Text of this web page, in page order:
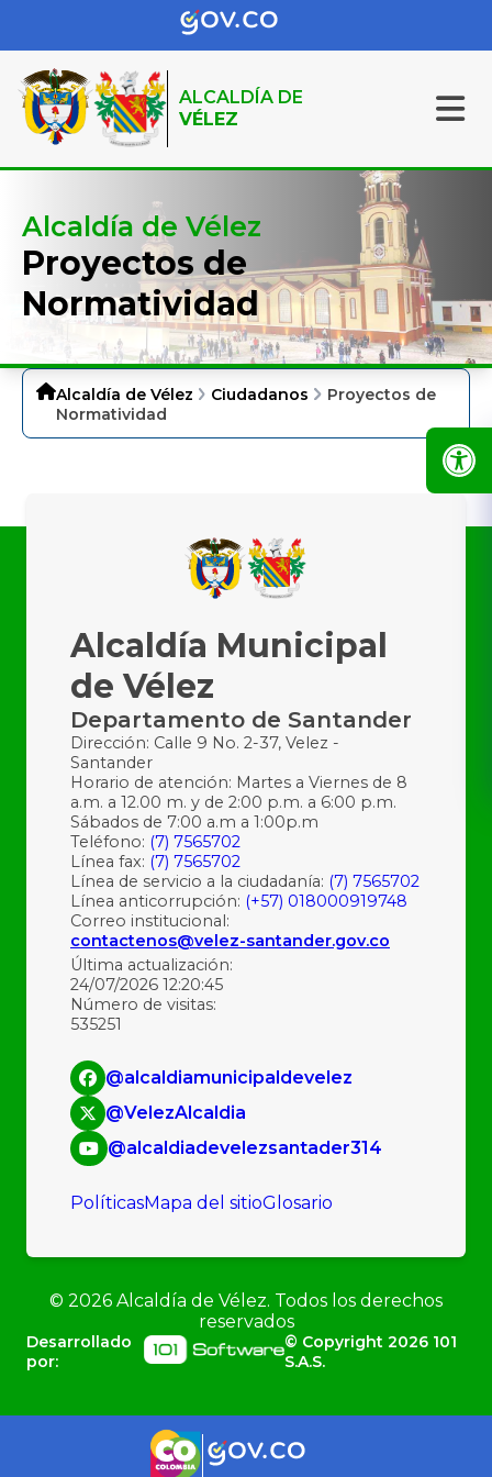
ALCALDÍA DE
VÉLEZ
Alcaldía de Vélez
Proyectos de
Normatividad
Alcaldía de Vélez Ciudadanos
Proyectos de
Normatividad
Alcaldía Municipal
de Vélez
Departamento de Santander
Dirección: Calle 9 No. 2-37, Velez -
Santander
Horario de atención: Martes a Viernes de 8
a.m. a 12.00 m. y de 2:00 p.m. a 6:00 p.m.
Sábados de 7:00 a.m a 1:00p.m
Teléfono: (7) 7565702
Línea fax: (7) 7565702
Línea de servicio a la ciudadanía: (7) 7565702
Línea anticorrupción: (+57) 018000919748
Correo institucional:
contactenos@velez-santander.gov.co
Última actualización:
24/07/2026 12:20:45
Número de visitas:
535251
@alcaldiamunicipaldevelez
@VelezAlcaldia
@alcaldiadevelezsantader314
PolíticasMapa del sitioGlosario
© 2026 Alcaldía de Vélez. Todos los derechos
reservados
Desarrollado
por:
© Copyright2026 101
S.A.S.